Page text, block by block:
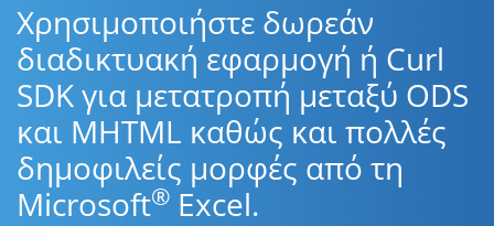
Χρησιμοποιήστε δωρεάν
διαδικτυακή εφαρμογή ή Curl
SDK για μετατροπή μεταξύ ODS
και MHTML καθώς και πολλές
δημοφιλείς μορφές από τη
Microsoft® Excel.